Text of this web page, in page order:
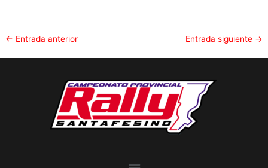
← Entrada anterior Entrada siguiente →
Menu